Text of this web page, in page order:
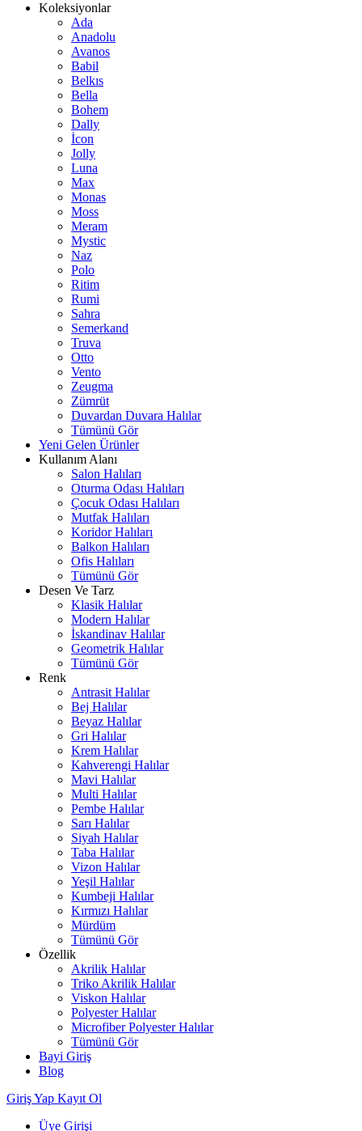
Koleksiyonlar
Ada
Anadolu
Avanos
Babil
Belkıs
Bella
Bohem
Dally
İcon
Jolly
Luna
Max
Monas
Moss
Meram
Mystic
Naz
Polo
Ritim
Rumi
Sahra
Semerkand
Truva
Otto
Vento
Zeugma
Zümrüt
Duvardan Duvara Halılar
Tümünü Gör
Yeni Gelen Ürünler
Kullanım Alanı
Salon Halıları
Oturma Odası Halıları
Çocuk Odası Halıları
Mutfak Halıları
Koridor Halıları
Balkon Halıları
Ofis Halıları
Tümünü Gör
Desen Ve Tarz
Klasik Halılar
Modern Halılar
İskandinav Halılar
Geometrik Halılar
Tümünü Gör
Renk
Antrasit Halılar
Bej Halılar
Beyaz Halılar
Gri Halılar
Krem Halılar
Kahverengi Halılar
Mavi Halılar
Multi Halılar
Pembe Halılar
Sarı Halılar
Siyah Halılar
Taba Halılar
Vizon Halılar
Yeşil Halılar
Kumbeji Halılar
Kırmızı Halılar
Mürdüm
Tümünü Gör
Özellik
Akrilik Halılar
Triko Akrilik Halılar
Viskon Halılar
Polyester Halılar
Microfiber Polyester Halılar
Tümünü Gör
Bayi Giriş
Blog
Giriş Yap Kayıt Ol
Üye Girişi